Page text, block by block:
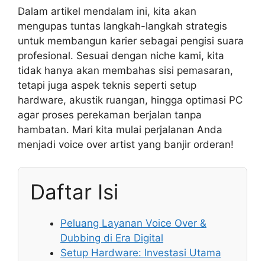
Dalam artikel mendalam ini, kita akan
mengupas tuntas langkah-langkah strategis
untuk membangun karier sebagai pengisi suara
profesional. Sesuai dengan niche kami, kita
tidak hanya akan membahas sisi pemasaran,
tetapi juga aspek teknis seperti setup
hardware, akustik ruangan, hingga optimasi PC
agar proses perekaman berjalan tanpa
hambatan. Mari kita mulai perjalanan Anda
menjadi voice over artist yang banjir orderan!
Daftar Isi
Peluang Layanan Voice Over &
Dubbing di Era Digital
Setup Hardware: Investasi Utama